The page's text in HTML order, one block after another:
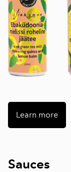
Learn more
Sauces